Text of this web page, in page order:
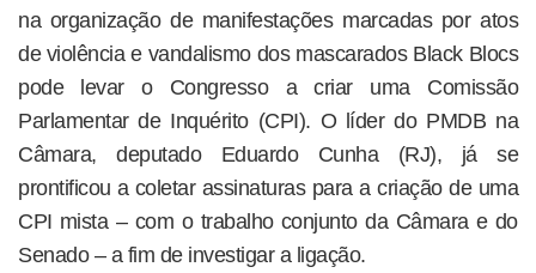
na organização de manifestações marcadas por atos
de violência e vandalismo dos mascarados Black Blocs
pode levar o Congresso a criar uma Comissão
Parlamentar de Inquérito (CPI). O líder do PMDB na
Câmara, deputado Eduardo Cunha (RJ), já se
prontificou a coletar assinaturas para a criação de uma
CPI mista – com o trabalho conjunto da Câmara e do
Senado – a fim de investigar a ligação.